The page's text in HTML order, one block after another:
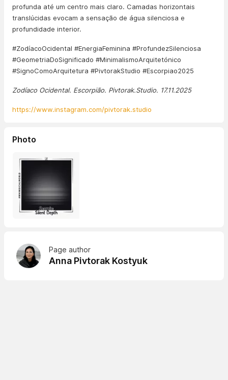
profunda até um centro mais claro. Camadas horizontais
translúcidas evocam a sensação de água silenciosa e
profundidade interior.
#ZodíacoOcidental #EnergiaFeminina #ProfundezSilenciosa
#GeometriaDoSignificado #MinimalismoArquitetónico
#SignoComoArquitetura #PivtorakStudio #Escorpiao2025
Zodíaco Ocidental. Escorpião. Pivtorak.Studio. 17.11.2025
https://www.instagram.com/pivtorak.studio
Photo
Page author
Anna Pivtorak Kostyuk